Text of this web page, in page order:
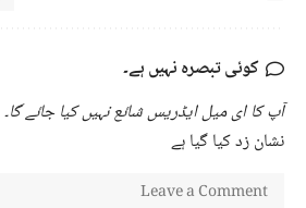
کوئی تبصرہ نہیں ہے۔
آپ کا ای میل ایڈریس شائع نہیں کیا جائے گا۔
نشان زد کیا گیا ہے